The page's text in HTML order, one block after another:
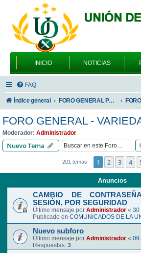
INICIO NOTICIAS
FAQ
Índice general FORO GENERAL PARA TODOS LOS USUARIOS
FORO GENERAL -
Moderador: Administrador
Nuevo Tema
201 temas 1 2 3 4
Anuncios
CAMBIO DE
SESIÓN, POR SEGURIDAD
Último mensaje por Administrador « 30
Publicado en COMUNICADOS DE LA
Nuevo subforo
Último mensaje por Administrador « 09
Respuestas: 3